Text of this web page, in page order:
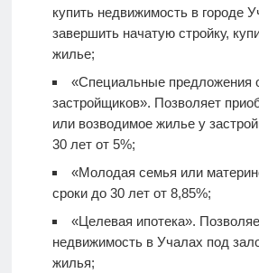
купить недвижимость в городе
завершить начатую стройку,
жилье;
«Специальные предложения
застройщиков». Позволяет
или возводимое жилье у
30 лет от 5%;
«Молодая семья или
сроки до 30 лет от 8,85%;
«Целевая ипотека».
недвижимость в Учалах под
жилья;